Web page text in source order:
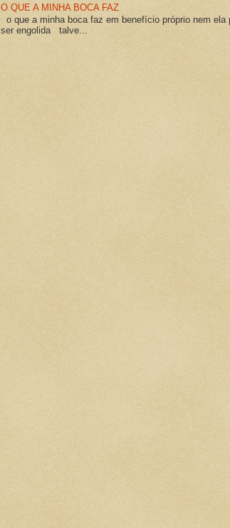
O QUE A MINHA BOCA FAZ
o que a minha boca faz em benefício próprio nem
ser engolida talve...